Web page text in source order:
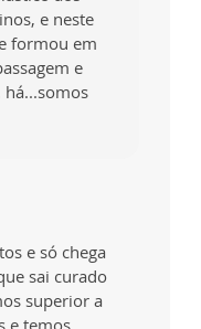
e neste
formou em
e
e só chega
sai curado
superior a
e temos